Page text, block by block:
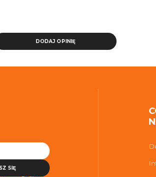
DODAJ OPINIĘ
SIĘ
usługi. Więcej